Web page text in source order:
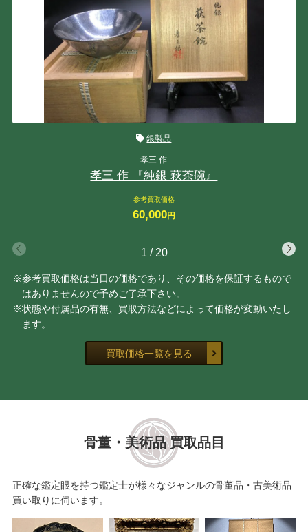
銀製品
孝三 作
孝三 作 『純銀 萩茶碗』
参考買取価格
60,000円
1 / 20
※参考買取価格は当日の価格であり、その価格を保証するもので
はありませんので予めご了承下さい。
※状態や付属品の有無、買取方法などによって価格が変動いたし
ます。
買取価格一覧を見る
骨董・美術品 買取品目
正確な鑑定眼を持つ鑑定士が様々なジャンルの骨董品・古美術品
買い取りに伺います。